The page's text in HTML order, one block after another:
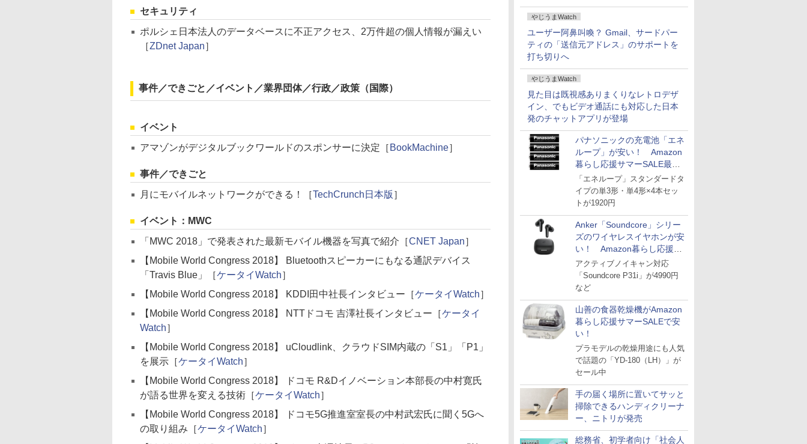
円割引のキャンペーン
やじうまWatch
ユーザー阿鼻叫喚？ Gmail、サードパー
ティの「送信元アドレス」のサポートを
打ち切りへ
やじうまWatch
見た目は既視感ありまくりなレトロデザ
イン、でもビデオ通話にも対応した日本
発のチャットアプリが登場
パナソニックの充電池「エネ
ループ」が安い！ Amazon
暮らし応援サマーSALE最終
日
「エネループ」スタンダードタ
イプの単3形・単4形×4本セッ
トが1920円
Anker「Soundcore」シリー
ズのワイヤレスイヤホンが安
い！ Amazon暮らし応援サ
マーSALE
アクティブノイキャン対応
「Soundcore P31i」が4990円
など
山善の食器乾燥機がAmazon
暮らし応援サマーSALEで安
い！
プラモデルの乾燥用途にも人気
で話題の「YD-180（LH）」が
セール中
手の届く場所に置いてサッと
掃除できるハンディクリーナ
ー、ニトリが発売
総務省、初学者向け「社会人
セキュリティ
ポルシェ日本法人のデータベースに不正アクセス、2万件超の個人情報が漏えい
［ZDnet Japan］
事件／できごと／イベント／業界団体／行政／政策（国際）
イベント
アマゾンがデジタルブックワールドのスポンサーに決定［ BookMachine］
事件／できごと
月にモバイルネットワークができる！［TechCrunch日本版 ］
イベント：MWC
「MWC 2018」で発表された最新モバイル機器を写真で紹介［CNET Japan］
【Mobile World Congress 2018】 Bluetoothスピーカーにもなる通訳デバイス
「Travis Blue」［ケータイWatch］
【Mobile World Congress 2018】 KDDI田中社長インタビュー［ケータイWatch］
【Mobile World Congress 2018】 NTTドコモ 吉澤社長インタビュー［ケータイ
Watch］
【Mobile World Congress 2018】 uCloudlink、クラウドSIM内蔵の「S1」「P1」
を展示［ケータイWatch］
【Mobile World Congress 2018】 ドコモ R&Dイノベーション本部長の中村寛氏
が語る世界を変える技術［ケータイWatch］
【Mobile World Congress 2018】 ドコモ5G推進室室長の中村武宏氏に聞く5Gへ
の取り組み［ケータイWatch］